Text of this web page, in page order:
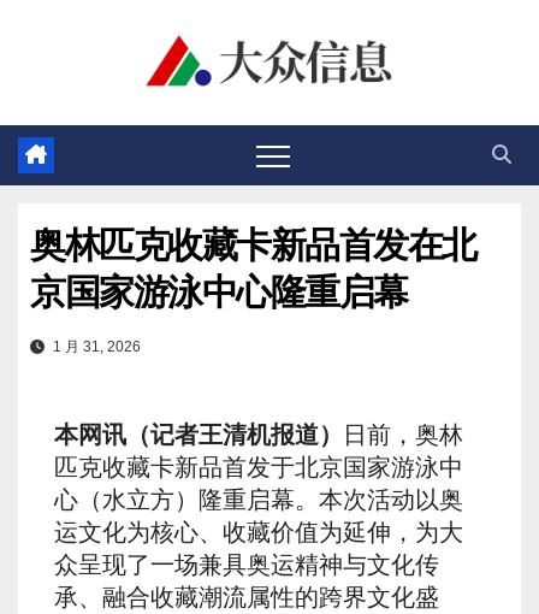
容
奥林匹克收藏卡新品首发在北
京国家游泳中心隆重启幕
1 月 31, 2026
本网讯（记者王清机报道）
日前，奥林
匹克收藏卡新品首发于北京国家游泳中
心（水立方）隆重启幕。本次活动以奥
运文化为核心、收藏价值为延伸，为大
众呈现了一场兼具奥运精神与文化传
承、融合收藏潮流属性的跨界文化盛